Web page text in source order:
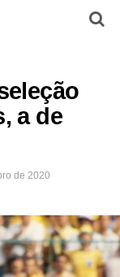
a de
de 2020